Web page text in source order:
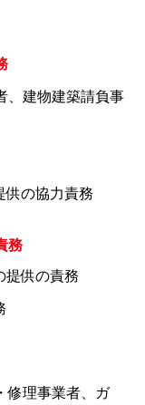
、建物建築請負事
供の協力責務
務
提供の責務
修理事業者、ガ